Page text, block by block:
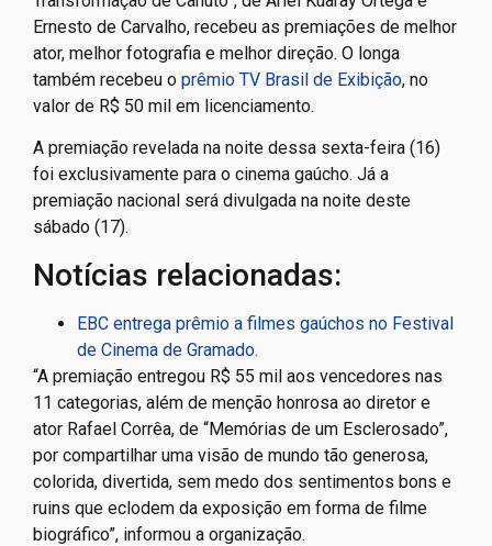
Ernesto de Carvalho, recebeu as premiações de melhor
ator, melhor fotografia e melhor direção. O longa
também recebeu o prêmio TV Brasil de Exibição, no
valor de R$ 50 mil em licenciamento.
A premiação revelada na noite dessa sexta-feira (16)
foi exclusivamente para o cinema gaúcho. Já a
premiação nacional será divulgada na noite deste
sábado (17).
Notícias relacionadas:
EBC entrega prêmio a filmes gaúchos no Festival
de Cinema de Gramado.
“A premiação entregou R$ 55 mil aos vencedores nas
11 categorias, além de menção honrosa ao diretor e
ator Rafael Corrêa, de “Memórias de um Esclerosado”,
por compartilhar uma visão de mundo tão generosa,
colorida, divertida, sem medo dos sentimentos bons e
ruins que eclodem da exposição em forma de filme
biográfico”, informou a organização.